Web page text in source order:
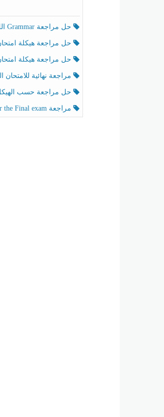
حل مراجعة Grammar اللغة الإنجليزية الصف الخامس الفصل الثالث
حل مراجعة هيكلة امتحان العلوم
حل مراجعة هيكلة امتحان العلوم
مراجعة نهائية للامتحان العلوم
حل مراجعة حسب الهيكل الوزاري العلوم
مراجعة Preparation for the Final exam اللغة الإنجليزية الصف الرابع الفصل الثالث